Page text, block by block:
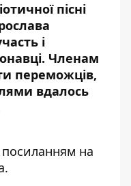
пісні
і
Членам
переможців,
вдалось
посиланням на